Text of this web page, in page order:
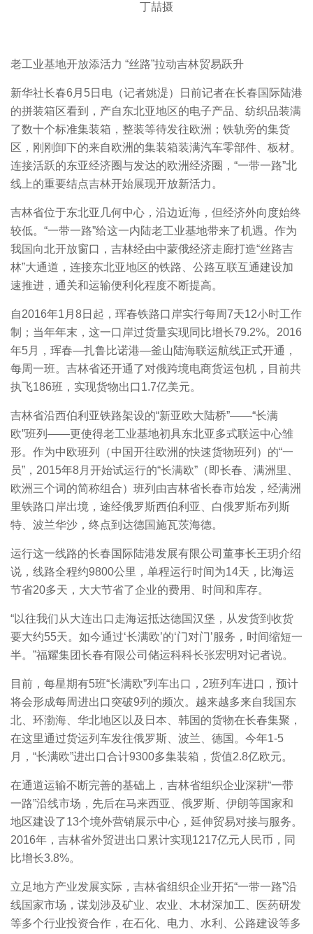
丁喆摄
老工业基地开放添活力 “丝路”拉动吉林贸易跃升
新华社长春6月5日电（记者姚湜）日前记者在长春国际陆港
的拼装箱区看到，产自东北亚地区的电子产品、纺织品装满
了数十个标准集装箱，整装等待发往欧洲；铁轨旁的集货
区，刚刚卸下的来自欧洲的集装箱装满汽车零部件、板材。
连接活跃的东亚经济圈与发达的欧洲经济圈，“一带一路”北
线上的重要结点吉林开始展现开放新活力。
吉林省位于东北亚几何中心，沿边近海，但经济外向度始终
较低。“一带一路”给这一内陆老工业基地带来了机遇。作为
我国向北开放窗口，吉林经由中蒙俄经济走廊打造“丝路吉
林”大通道，连接东北亚地区的铁路、公路互联互通建设加
速推进，通关和运输便利化程度不断提高。
自2016年1月8日起，珲春铁路口岸实行每周7天12小时工作
制；当年年末，这一口岸过货量实现同比增长79.2%。2016
年5月，珲春—扎鲁比诺港—釜山陆海联运航线正式开通，
每周一班。吉林省还开通了对俄跨境电商货运包机，目前共
执飞186班，实现货物出口1.7亿美元。
吉林省沿西伯利亚铁路架设的“新亚欧大陆桥”——“长满
欧”班列——更使得老工业基地初具东北亚多式联运中心雏
形。作为中欧班列（中国开往欧洲的快速货物班列）的“一
员”，2015年8月开始试运行的“长满欧”（即长春、满洲里、
欧洲三个词的简称组合）班列由吉林省长春市始发，经满洲
里铁路口岸出境，途经俄罗斯西伯利亚、白俄罗斯布列斯
特、波兰华沙，终点到达德国施瓦茨海德。
运行这一线路的长春国际陆港发展有限公司董事长王玥介绍
说，线路全程约9800公里，单程运行时间为14天，比海运
节省20多天，大大节省了企业的费用、时间和库存。
“以往我们从大连出口走海运抵达德国汉堡，从发货到收货
要大约55天。如今通过‘长满欧’的‘门对门’服务，时间缩短一
半。”福耀集团长春有限公司储运科科长张宏明对记者说。
目前，每星期有5班“长满欧”列车出口，2班列车进口，预计
将会形成每周进出口突破9列的频次。越来越多来自我国东
北、环渤海、华北地区以及日本、韩国的货物在长春集聚，
在这里通过货运列车发往俄罗斯、波兰、德国。今年1-5
月，“长满欧”进出口合计9300多集装箱，货值2.8亿欧元。
在通道运输不断完善的基础上，吉林省组织企业深耕“一带
一路”沿线市场，先后在马来西亚、俄罗斯、伊朗等国家和
地区建设了13个境外营销展示中心，延伸贸易对接与服务。
2016年，吉林省外贸进出口累计实现1217亿元人民币，同
比增长3.8%。
立足地方产业发展实际，吉林省组织企业开拓“一带一路”沿
线国家市场，谋划涉及矿业、农业、木材深加工、医药研发
等多个行业投资合作，在石化、电力、水利、公路建设等多